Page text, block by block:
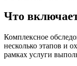
Что
Комплексное
несколько этапов и
рамках услуги